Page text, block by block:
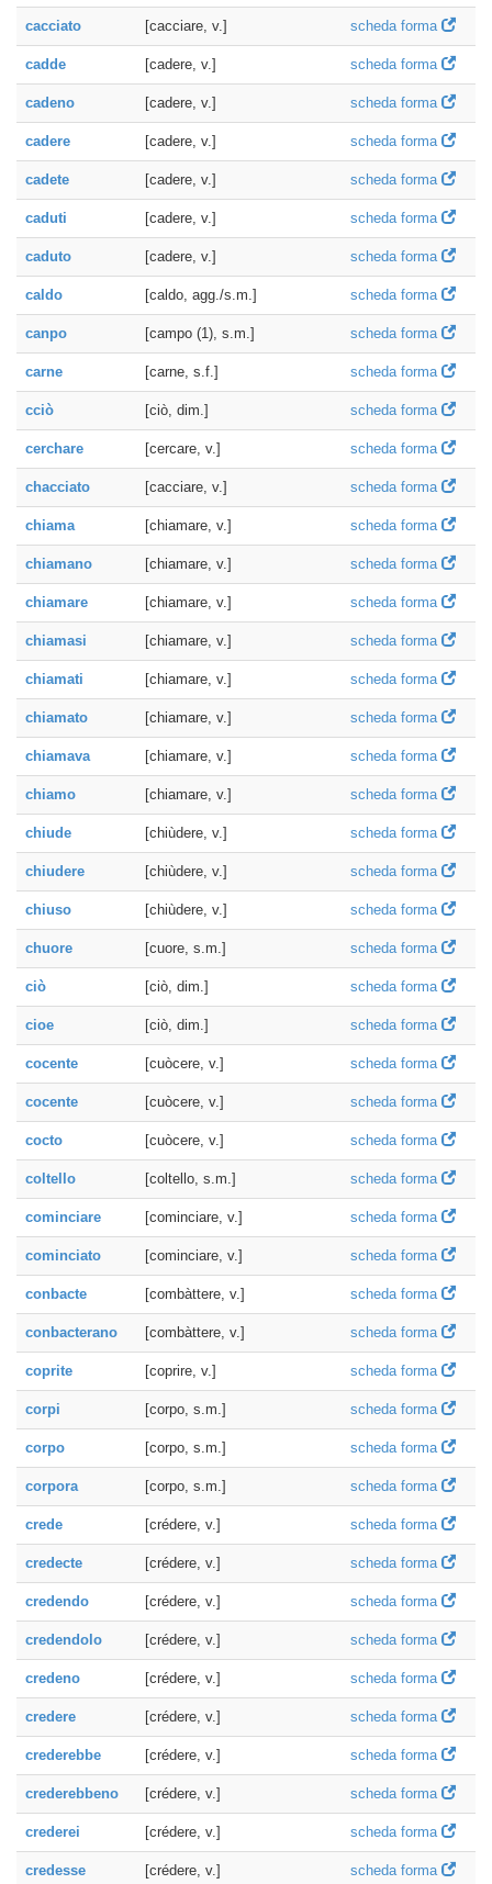
cacciato [cacciare, v.] scheda forma
cadde [cadere, v.] scheda forma
cadeno [cadere, v.] scheda forma
cadere [cadere, v.] scheda forma
cadete [cadere, v.] scheda forma
caduti [cadere, v.] scheda forma
caduto [cadere, v.] scheda forma
caldo [caldo, agg./s.m.] scheda forma
canpo [campo (1), s.m.] scheda forma
carne [carne, s.f.] scheda forma
cciò [ciò, dim.] scheda forma
cerchare [cercare, v.] scheda forma
chacciato [cacciare, v.] scheda forma
chiama [chiamare, v.] scheda forma
chiamano [chiamare, v.] scheda forma
chiamare [chiamare, v.] scheda forma
chiamasi [chiamare, v.] scheda forma
chiamati [chiamare, v.] scheda forma
chiamato [chiamare, v.] scheda forma
chiamava [chiamare, v.] scheda forma
chiamo [chiamare, v.] scheda forma
chiude [chiùdere, v.] scheda forma
chiudere [chiùdere, v.] scheda forma
chiuso [chiùdere, v.] scheda forma
chuore [cuore, s.m.] scheda forma
ciò [ciò, dim.] scheda forma
cioe [ciò, dim.] scheda forma
cocente [cuòcere, v.] scheda forma
cocente [cuòcere, v.] scheda forma
cocto [cuòcere, v.] scheda forma
coltello [coltello, s.m.] scheda forma
cominciare [cominciare, v.] scheda forma
cominciato [cominciare, v.] scheda forma
conbacte [combàttere, v.] scheda forma
conbacterano [combàttere, v.] scheda forma
coprite [coprire, v.] scheda forma
corpi [corpo, s.m.] scheda forma
corpo [corpo, s.m.] scheda forma
corpora [corpo, s.m.] scheda forma
crede [crédere, v.] scheda forma
credecte [crédere, v.] scheda forma
credendo [crédere, v.] scheda forma
credendolo [crédere, v.] scheda forma
credeno [crédere, v.] scheda forma
credere [crédere, v.] scheda forma
crederebbe [crédere, v.] scheda forma
crederebbeno [crédere, v.] scheda forma
crederei [crédere, v.] scheda forma
credesse [crédere, v.] scheda forma